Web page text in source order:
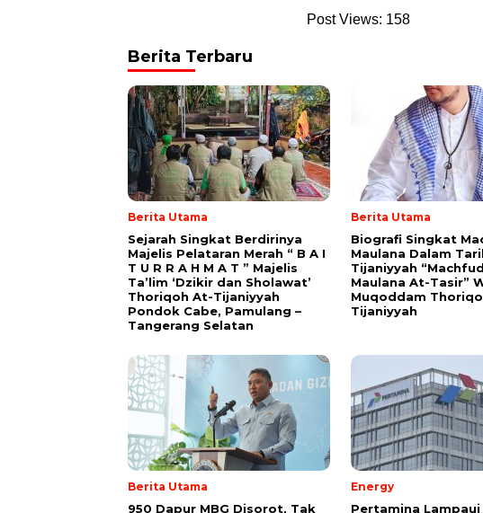
Post Views: 158
Berita Terbaru
Berita Utama
Sejarah Singkat Berdirinya
Majelis Pelataran Merah “ B A I
T U R R A H M A T ” Majelis
Ta’lim ‘Dzikir dan Sholawat’
Thoriqoh At-Tijaniyyah
Pondok Cabe, Pamulang –
Tangerang Selatan
Berita Utama
Biografi Singkat
Maulana Dalam
Tijaniyyah
Maulana At-Tasir”
Muqoddam
Tijaniyyah
Berita Utama
950 Dapur MBG Disorot, Tak
Energy
Pertamina